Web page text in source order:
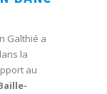
Galthié a
la
au